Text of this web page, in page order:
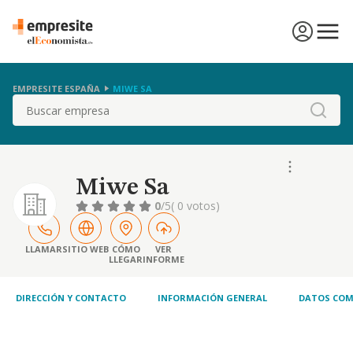
EMPRESITE ESPAÑA MIWE SA
Buscar
Miwe Sa
0/5( 0 votos)
LLAMARSITIO WEB CÓMO
LLEGAR
VER
INFORME
DIRECCIÓN Y CONTACTO INFORMACIÓN GENERAL DATOS